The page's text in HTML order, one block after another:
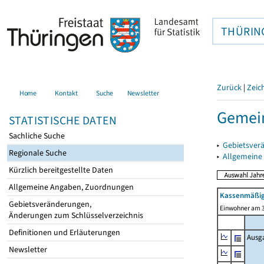
Home Kontakt Suche Newsletter
STATISTISCHE DATEN
Sachliche Suche
Regionale Suche
Kürzlich bereitgestellte Daten
Allgemeine Angaben, Zuordnungen
Gebietsveränderungen,
Änderungen zum Schlüsselverzeichnis
Definitionen und Erläuterungen
Newsletter
Zurück |
▸
▸
Einwohner am